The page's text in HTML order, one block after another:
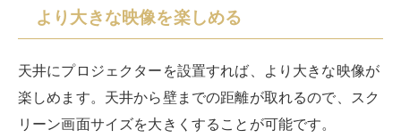
より大きな映像を楽しめる
天井にプロジェクターを設置すれば、より大きな映像が
楽しめます。天井から壁までの距離が取れるので、スク
リーン画面サイズを大きくすることが可能です。